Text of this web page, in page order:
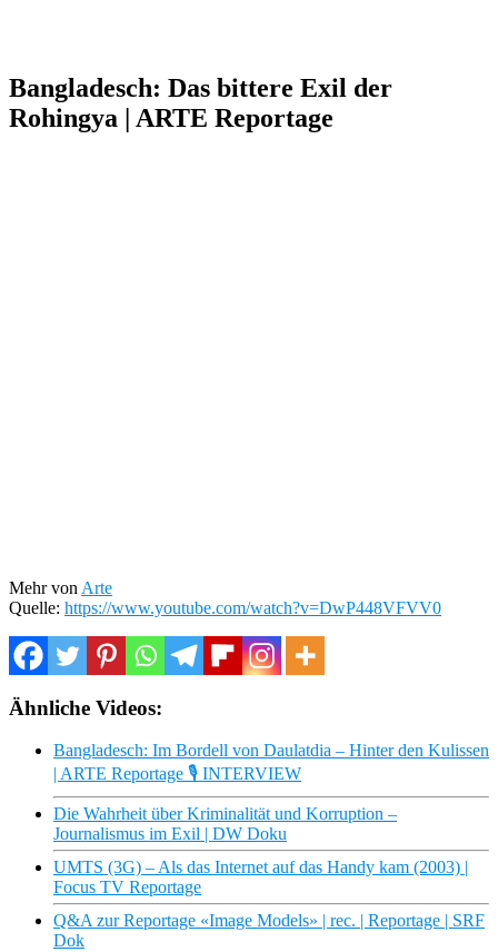
Bangladesch: Das bittere Exil der
Rohingya | ARTE Reportage
Mehr von Arte
Quelle: https://www.youtube.com/watch?v=DwP448VFVV0
Ähnliche Videos:
Bangladesch: Im Bordell von Daulatdia – Hinter den Kulissen
| ARTE Reportage 🎙️ INTERVIEW
Die Wahrheit über Kriminalität und Korruption –
Journalismus im Exil | DW Doku
UMTS (3G) – Als das Internet auf das Handy kam (2003) |
Focus TV Reportage
Q&A zur Reportage «Image Models» | rec. | Reportage | SRF
Dok